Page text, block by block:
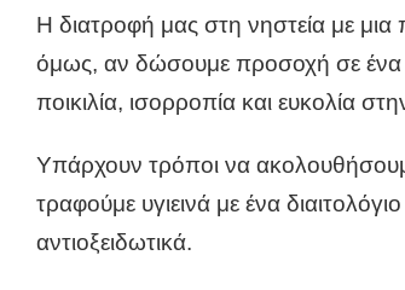
Η διατροφή μας στη νηστεία με μια
όμως, αν δώσουμε προσοχή σε ένα
ποικιλία, ισορροπία και ευκολία
Υπάρχουν τρόποι να
τραφούμε υγιεινά με ένα
αντιοξειδωτικά.